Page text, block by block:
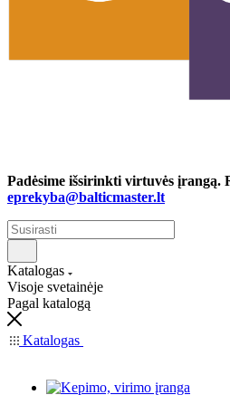
Padėsime išsirinkti virtuvės įrangą.
eprekyba@balticmaster.lt
Katalogas
Visoje svetainėje
Pagal katalogą
Katalogas